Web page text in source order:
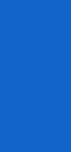
န်ကြီးဌာန
ြီးဌာန
ြီးဌာန
အင်အား